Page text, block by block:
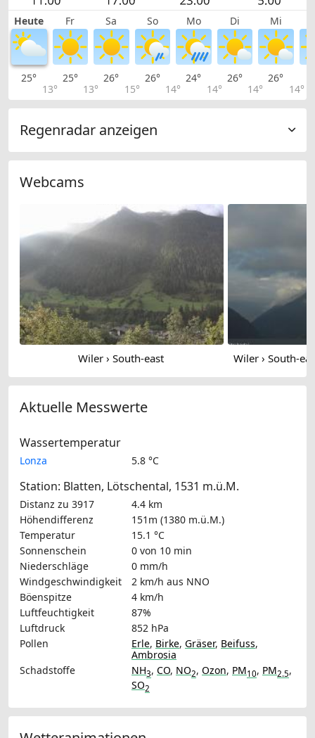
Heute Fr Sa So Mo Di Mi
25°
13°
25°
13°
26°
15°
26°
14°
24°
14°
26°
14°
26°
14°
Regenradar anzeigen
Webcams
Wiler › South-east
Aktuelle Messwerte
Wassertemperatur
Lonza 5.8 °C
Station: Blatten, Lötschental, 1531 m.ü.M.
Distanz zu 3917
4.4 km
Höhendifferenz
151m (1380 m.ü.M.)
Temperatur
15.1 °C
Sonnenschein
0 von 10 min
Niederschläge
0 mm/h
Windgeschwindigkeit
2 km/h aus NNO
Böenspitze
4 km/h
Luftfeuchtigkeit
87%
Luftdruck
852 hPa
Pollen
Erle, Birke, Gräser, Beifuss,
Ambrosia
Schadstoffe
NH3, CO, NO2, Ozon, PM10, PM2.5,
SO2